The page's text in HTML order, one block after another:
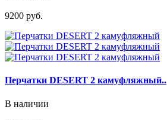
9200 руб.
Перчатки DESERT 2 камуфляжный..
В наличии